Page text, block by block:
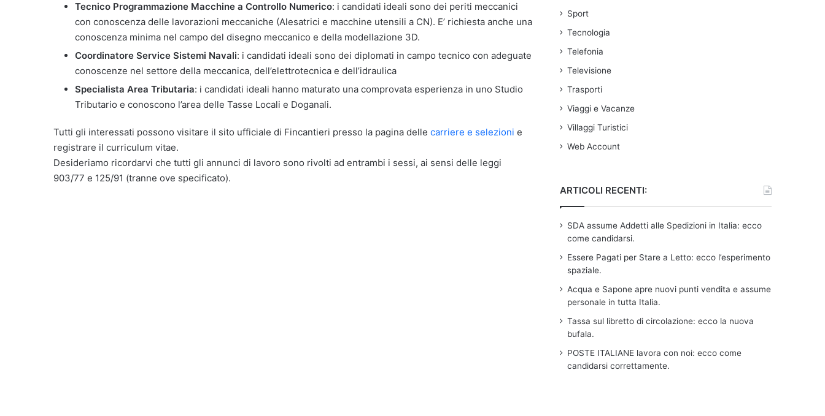
Tecnico Programmazione Macchine a Controllo Numerico: i candidati ideali sono dei periti meccanici
con conoscenza delle lavorazioni meccaniche (Alesatrici e macchine utensili a CN). E’ richiesta anche una
conoscenza minima nel campo del disegno meccanico e della modellazione 3D.
Coordinatore Service Sistemi Navali: i candidati ideali sono dei diplomati in campo tecnico con adeguate
conoscenze nel settore della meccanica, dell’elettrotecnica e dell’idraulica
Specialista Area Tributaria: i candidati ideali hanno maturato una comprovata esperienza in uno Studio
Tributario e conoscono l’area delle Tasse Locali e Doganali.
Tutti gli interessati possono visitare il sito ufficiale di Fincantieri presso la pagina delle carriere e selezioni e
registrare il curriculum vitae.
Desideriamo ricordarvi che tutti gli annunci di lavoro sono rivolti ad entrambi i sessi, ai sensi delle leggi
903/77 e 125/91 (tranne ove specificato).
Sport
Tecnologia
Telefonia
Televisione
Trasporti
Viaggi e Vacanze
Villaggi Turistici
Web Account
ARTICOLI RECENTI:
SDA assume Addetti alle Spedizioni in Italia: ecco
come candidarsi.
Essere Pagati per Stare a Letto: ecco l’esperimento
spaziale.
Acqua e Sapone apre nuovi punti vendita e assume
personale in tutta Italia.
Tassa sul libretto di circolazione: ecco la nuova
bufala.
POSTE ITALIANE lavora con noi: ecco come
candidarsi correttamente.